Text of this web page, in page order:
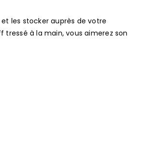
les stocker auprès de votre
tressé à la main, vous aimerez son